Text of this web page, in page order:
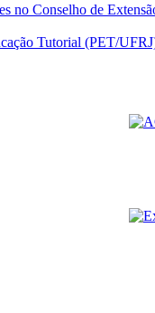
no Conselho de
Tutorial (PET/